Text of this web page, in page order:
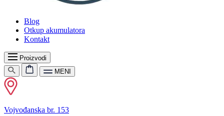
Blog
Otkup akumulatora
Kontakt
Proizvodi
MENI
Vojvođanska br. 153